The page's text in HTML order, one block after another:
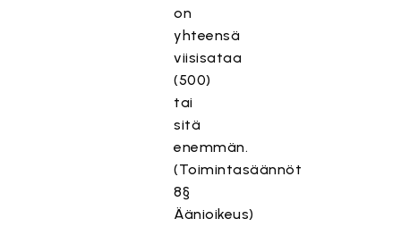
on
yhteensä
viisisataa
(500)
tai
sitä
enemmän.
(Toimintasäännöt
8§
Äänioikeus)